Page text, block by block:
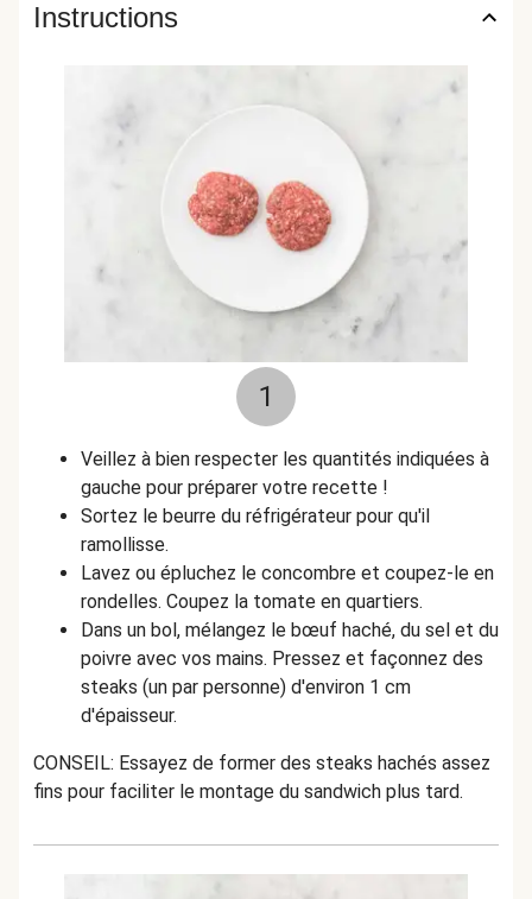
Instructions
1
Veillez à bien respecter les quantités indiquées à
gauche pour préparer votre recette !
Sortez le beurre du réfrigérateur pour qu'il
ramollisse.
Lavez ou épluchez le concombre et coupez-le en
rondelles. Coupez la tomate en quartiers.
Dans un bol, mélangez le bœuf haché, du sel et du
poivre avec vos mains. Pressez et façonnez des
steaks (un par personne) d'environ 1 cm
d'épaisseur.
CONSEIL: Essayez de former des steaks hachés assez
fins pour faciliter le montage du sandwich plus tard.